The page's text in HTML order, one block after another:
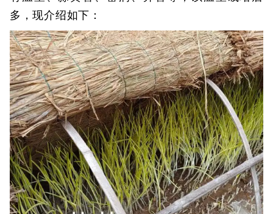
多，现介绍如下：